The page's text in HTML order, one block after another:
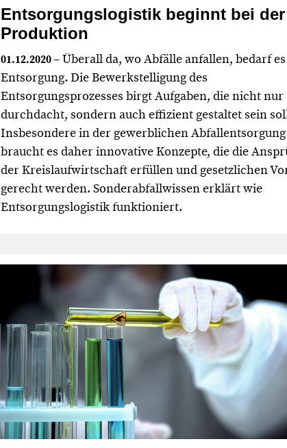
Entsorgungslogistik beginnt bei der
Produktion
01.12.2020– Überall da, wo Abfälle anfallen, bedarf
Entsorgung. Die Bewerkstelligung des
Entsorgungsprozesses birgt Aufgaben, die nicht nur
durchdacht, sondern auch effizient gestaltet sein
Insbesondere in der gewerblichen Abfallentsorgung
braucht es daher innovative Konzepte, die die
der Kreislaufwirtschaft erfüllen und gesetzlichen
gerecht werden. Sonderabfallwissen erklärt wie
Entsorgungslogistik funktioniert.